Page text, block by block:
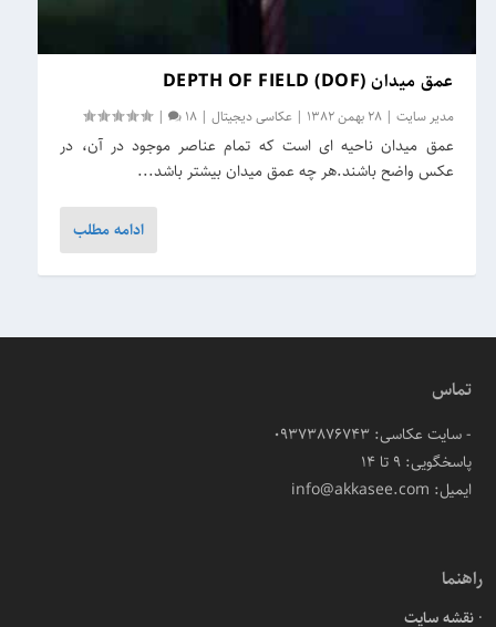
عمق میدان (DEPTH OF FIELD (DOF
مدیر سایت |28 بهمن 1382 |عکاسی دیجیتال |
18
|
عمق میدان ناحیه ای است که تمام عناصر موجود در آن، در
عکس واضح باشند.هر چه عمق میدان بیشتر باشد...
ادامه مطلب
تماس
- سایت عکاسی: 09373876743
پاسخگویی: ۹ تا ۱۴
ایمیل: info@akkasee.com
راهنما
نقشه سایت